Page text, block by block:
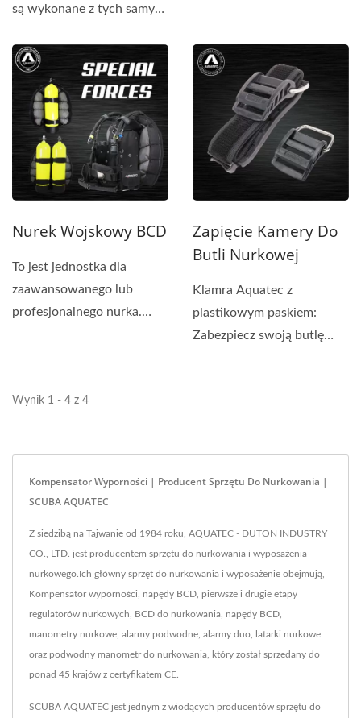
są wykonane z tych samych
Nurek Wojskowy BCD
To jest jednostka dla
zaawansowanego lub
profesjonalnego nurka.
Zapięcie Kamery Do
Butli Nurkowej
Klamra Aquatec z
plastikowym paskiem:
Zabezpiecz swoją butlę
Wynik 1 - 4 z 4
Kompensator Wyporności | Producent Sprzętu Do Nurkowania |
SCUBA AQUATEC
Z siedzibą na Tajwanie od 1984 roku, AQUATEC - DUTON INDUSTRY
CO., LTD. jest producentem sprzętu do nurkowania i wyposażenia
nurkowego.Ich główny sprzęt do nurkowania i wyposażenie obejmują,
Kompensator wyporności, napędy BCD, pierwsze i drugie etapy
regulatorów nurkowych, BCD do nurkowania, napędy BCD,
manometry nurkowe, alarmy podwodne, alarmy duo, latarki nurkowe
oraz podwodny manometr do nurkowania, który został sprzedany do
ponad 45 krajów z certyfikatem CE.
SCUBA AQUATEC jest jednym z wiodących producentów sprzętu do